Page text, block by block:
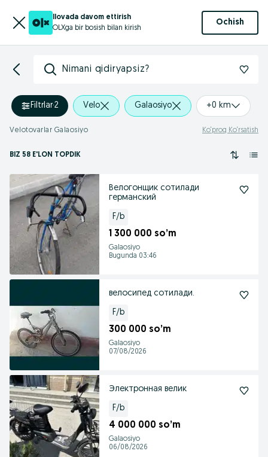
Ilovada davom ettirish
OLXga bir bosish bilan kirish
Ochish
Nimani qidiryapsiz?
Filtrlar·2 Velo Galaosiyo +0 km
Velotovarlar Galaosiyo Ko‘proq Ko‘rsatish
BIZ 58 E'LON TOPDIK
Велогонщик сотилади
германский
F/b
1 300 000 so’m
Galaosiyo
Bugunda 03:46
велосипед сотилади.
F/b
300 000 so’m
Galaosiyo
07/08/2026
Электронная велик
F/b
4 000 000 so’m
Galaosiyo
06/08/2026